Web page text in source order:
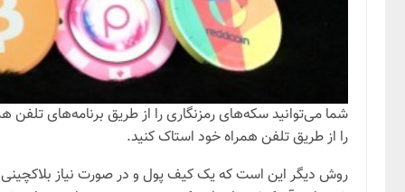
را از طریق تلفن همراه خود استاک کنید.